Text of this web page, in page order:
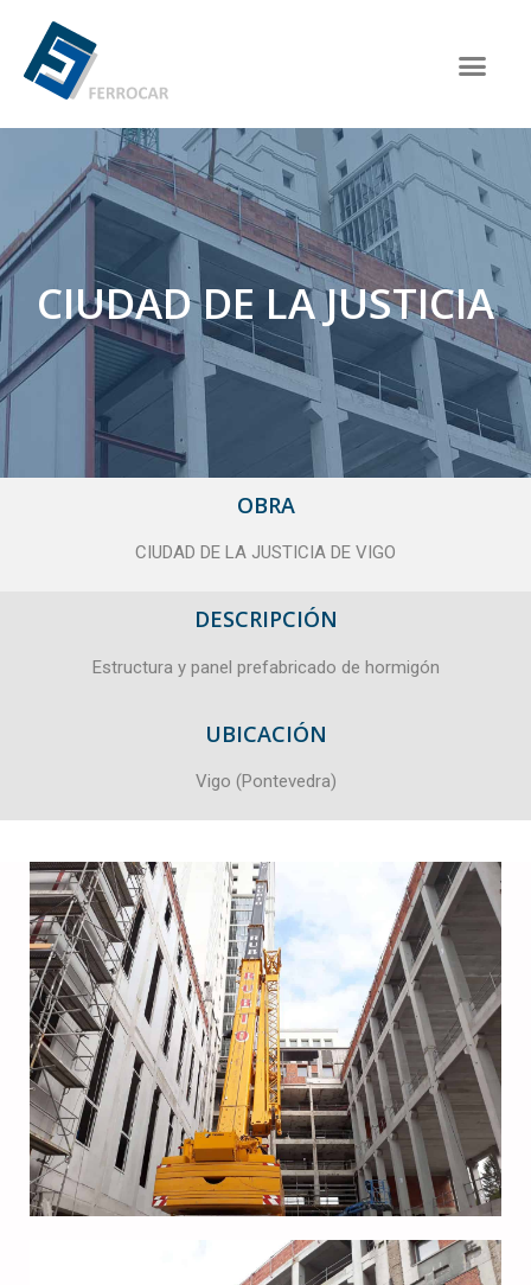
CIUDAD DE LA JUSTICIA
OBRA
CIUDAD DE LA JUSTICIA DE VIGO
DESCRIPCIÓN
Estructura y panel prefabricado de hormigón
UBICACIÓN
Vigo (Pontevedra)